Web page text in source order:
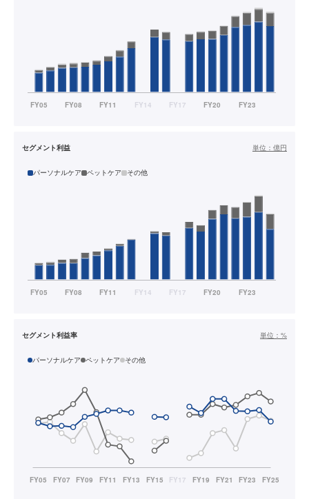
セグメント利益 単位： 億円
パーソナルケア ペットケア その他
セグメント利益率 単位： %
パーソナルケア ペットケア その他